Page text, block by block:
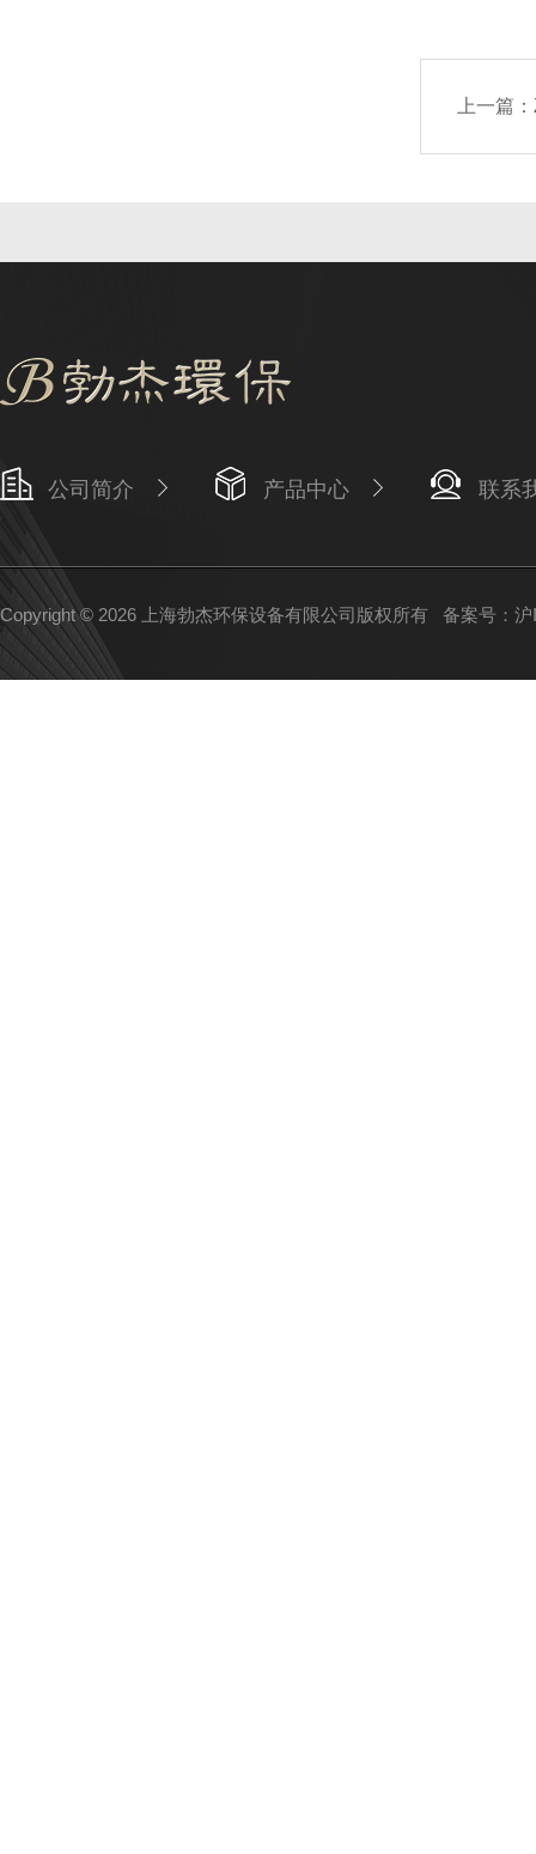
上一篇：
公司简介 产品中心 联系
Copyright © 2026 上海勃杰环保设备有限公司版权所有 备案号：